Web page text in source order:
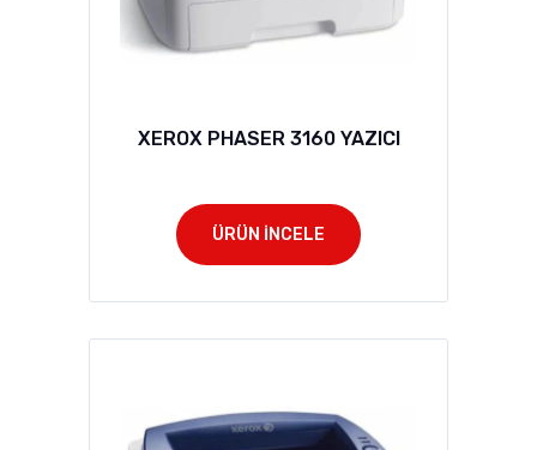
XEROX PHASER 3160 YAZICI
ÜRÜN İNCELE